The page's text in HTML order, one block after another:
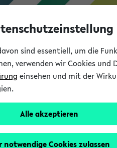
sind essentiell, um die
verwenden wir Cookies
einsehen und mit der
Alle akzeptieren
notwendige Cookies zulassen